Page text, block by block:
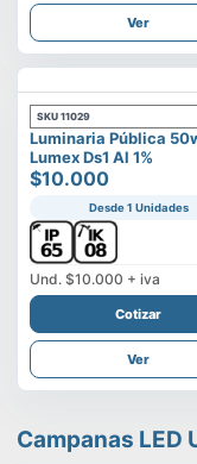
Ver
SKU 11029
Luminaria Pública
Lumex Ds1 Al 1%
$10.000
Desde 1 Unidades
Und. $10.000 + iva
Cotizar
Ver
Campanas LED